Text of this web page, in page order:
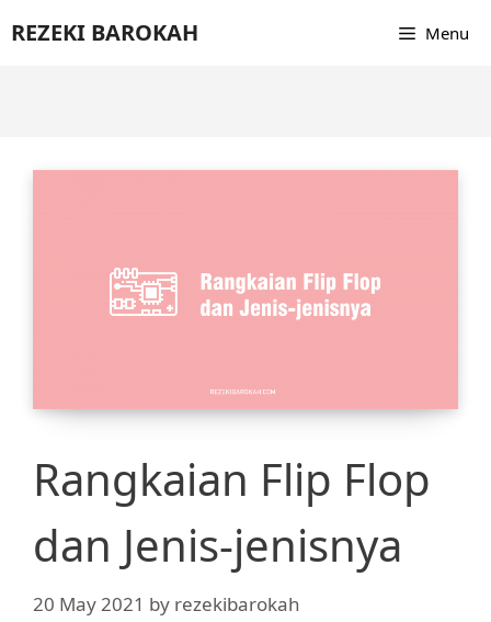
toREZEKI BAROKAH Menu
Rangkaian Flip Flop
dan Jenis-jenisnya
20 May 2021 by rezekibarokah